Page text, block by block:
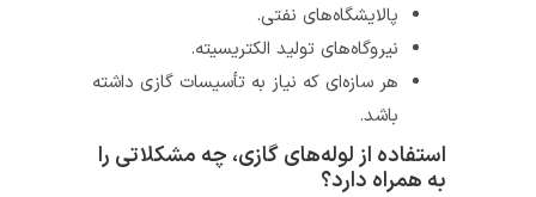
پالایشگاه‌های نفتی.
نیروگاه‌های تولید الکتریسیته.
هر سازه‌ای که نیاز به تأسیسات گازی داشته
استفاده از لوله‌های گازی، چه مشکلاتی را
به همراه دارد؟